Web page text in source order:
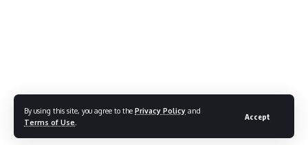
By using this site, you agree to the Privacy Policy and
Terms of Use
Accept